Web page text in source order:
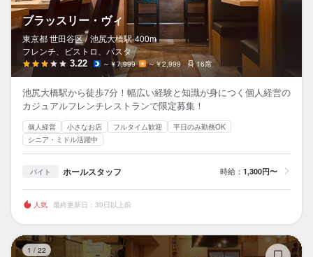
ブラッスリー・ヴィ
東京都 世田谷区 / 池尻大橋駅 400m
フレンチ、ビストロ、パスタ
3.22 ～￥7,999 ～￥2,999 16席
池尻大橋駅から徒歩7分！幅広い経験と知識が身につく個人経営の
カジュアルフレンチレストランで限定募集！
個人経営 小さなお店 フルタイム歓迎
平日のみ勤務OK
シニア・ミドル活躍中
バイト ホールスタッフ 時給： 1,300円〜
人気 最終更新日：30日以上前
1 / 22